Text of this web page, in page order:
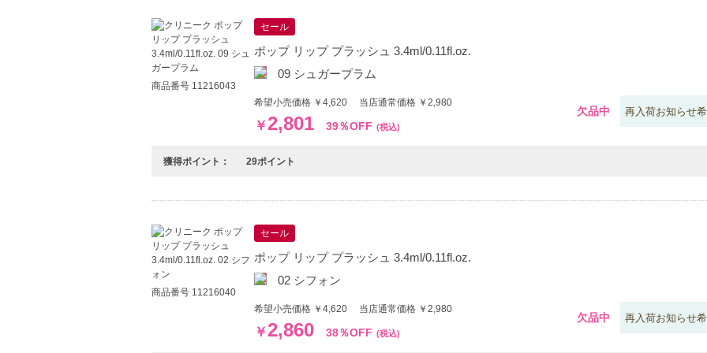
商品番号 11216043
セール
ポップ リップ プラッシュ 3.4ml/0.11fl.oz.
09 シュガープラム
希望小売価格 ￥4,620 当店通常価格 ￥2,980
￥2,801 39％OFF (税込)
欠品中 再入荷お知らせ
獲得ポイント： 29ポイント
商品番号 11216040
セール
ポップ リップ プラッシュ 3.4ml/0.11fl.oz.
02 シフォン
希望小売価格 ￥4,620 当店通常価格 ￥2,980
￥2,860 38％OFF (税込)
欠品中 再入荷お知らせ